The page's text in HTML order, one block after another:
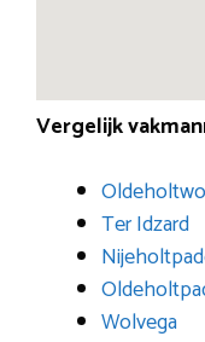
Vergelijk
Ter Idzard
Wolvega